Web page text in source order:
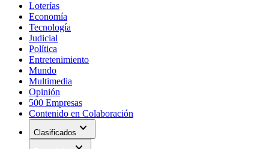
Loterías
Economía
Tecnología
Judicial
Política
Entretenimiento
Mundo
Multimedia
Opinión
500 Empresas
Contenido en Colaboración
Clasificados expand_more